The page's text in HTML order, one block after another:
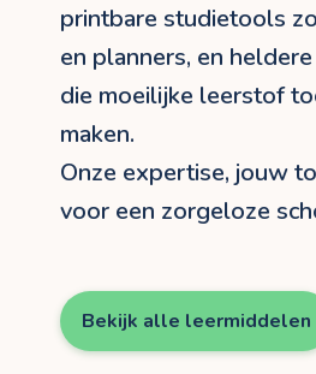
printbare studietools
en planners, en
die moeilijke leerstof
maken.
Onze expertise, jouw
voor een zorgeloze
Bekijk alle leermiddelen